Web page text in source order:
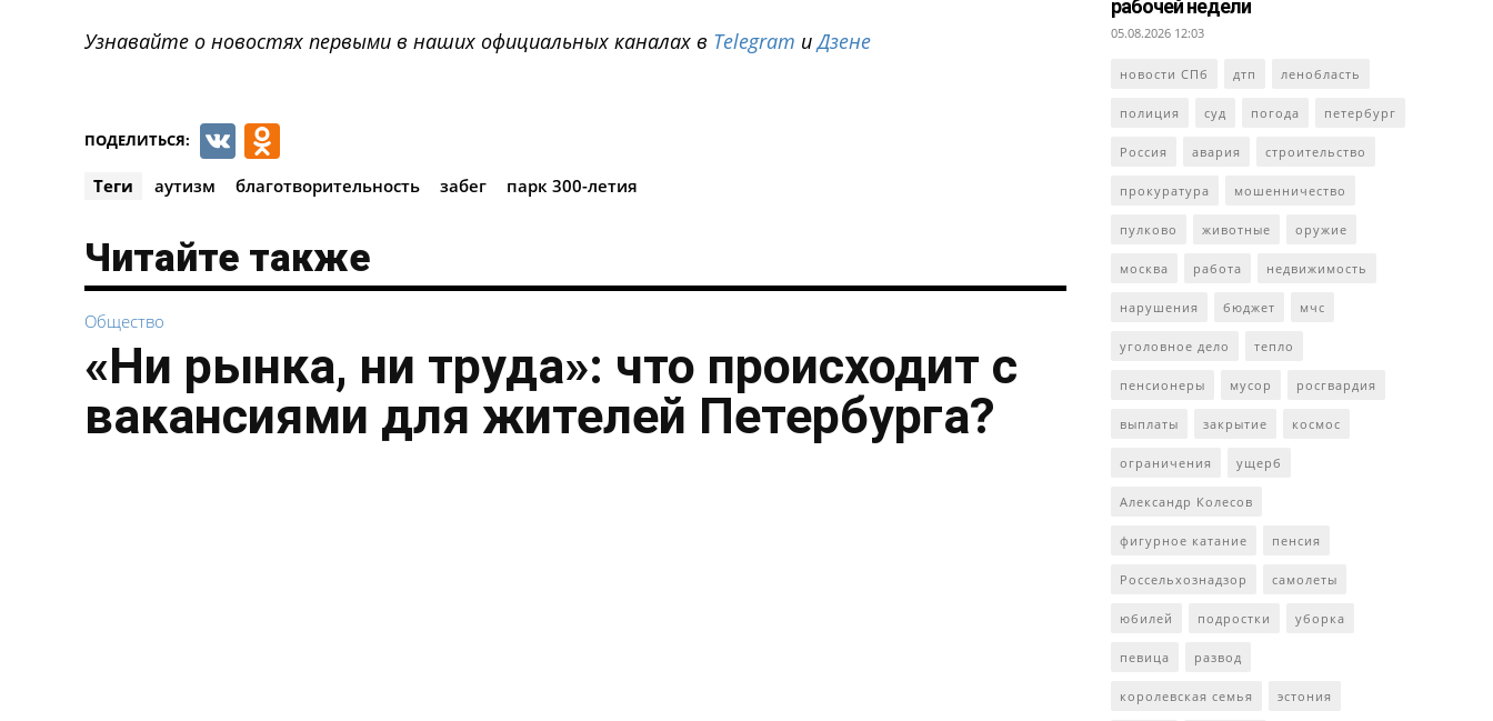
Узнавайте о новостях первыми в наших официальных каналах в Telegram иДзене
ПОДЕЛИТЬСЯ: VK
Теги аутизм благотворительность забег парк 300-летия
Читайте также
Общество
«Ни рынка, ни труда»: что происходит с
вакансиями для жителей Петербурга?
рабочей недели
05.08.2026 12:03
новости СПб дтп ленобласть
полиция суд погода петербург
Россия авария строительство
прокуратура мошенничество
пулково животные оружие
москва работа недвижимость
нарушения бюджет мчс
уголовное дело тепло
пенсионеры мусор росгвардия
выплаты закрытие космос
ограничения ущерб
Александр Колесов
фигурное катание пенсия
Россельхознадзор самолеты
юбилей подростки уборка
певица развод
королевская семья эстония